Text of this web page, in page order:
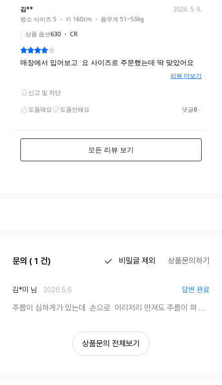
문의 ( 1 건) 비밀글 제외 상품문의하기
김*미 님 2026.5.6 답변 완료
주름이 심하게 가 있는데 손으로 이리저리 만져도 주름이 펴 지지 않아요 세탁하면 괜찮나요?
상품문의 전체보기